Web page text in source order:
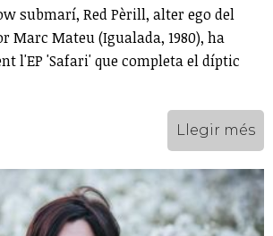
submarí, Red Pèrill, alter ego del
Marc Mateu (Igualada, 1980), ha
l'EP 'Safari' que completa el díptic
Llegir més